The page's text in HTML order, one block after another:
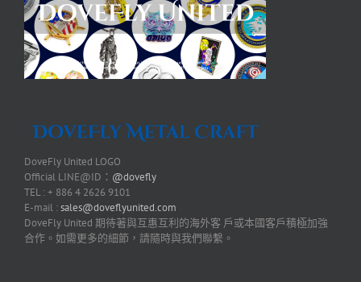
DoveFly United LOGO
Official LINE@ID： @dovefly
TEL : + 886 4 2626 9101
E-mail :sales@doveflyunited.com
DoveFly United 期待著與互惠互利的海外客 戶或本國客戶積極加強
合作。如需更多的細節，請隨時與我們聯繫。